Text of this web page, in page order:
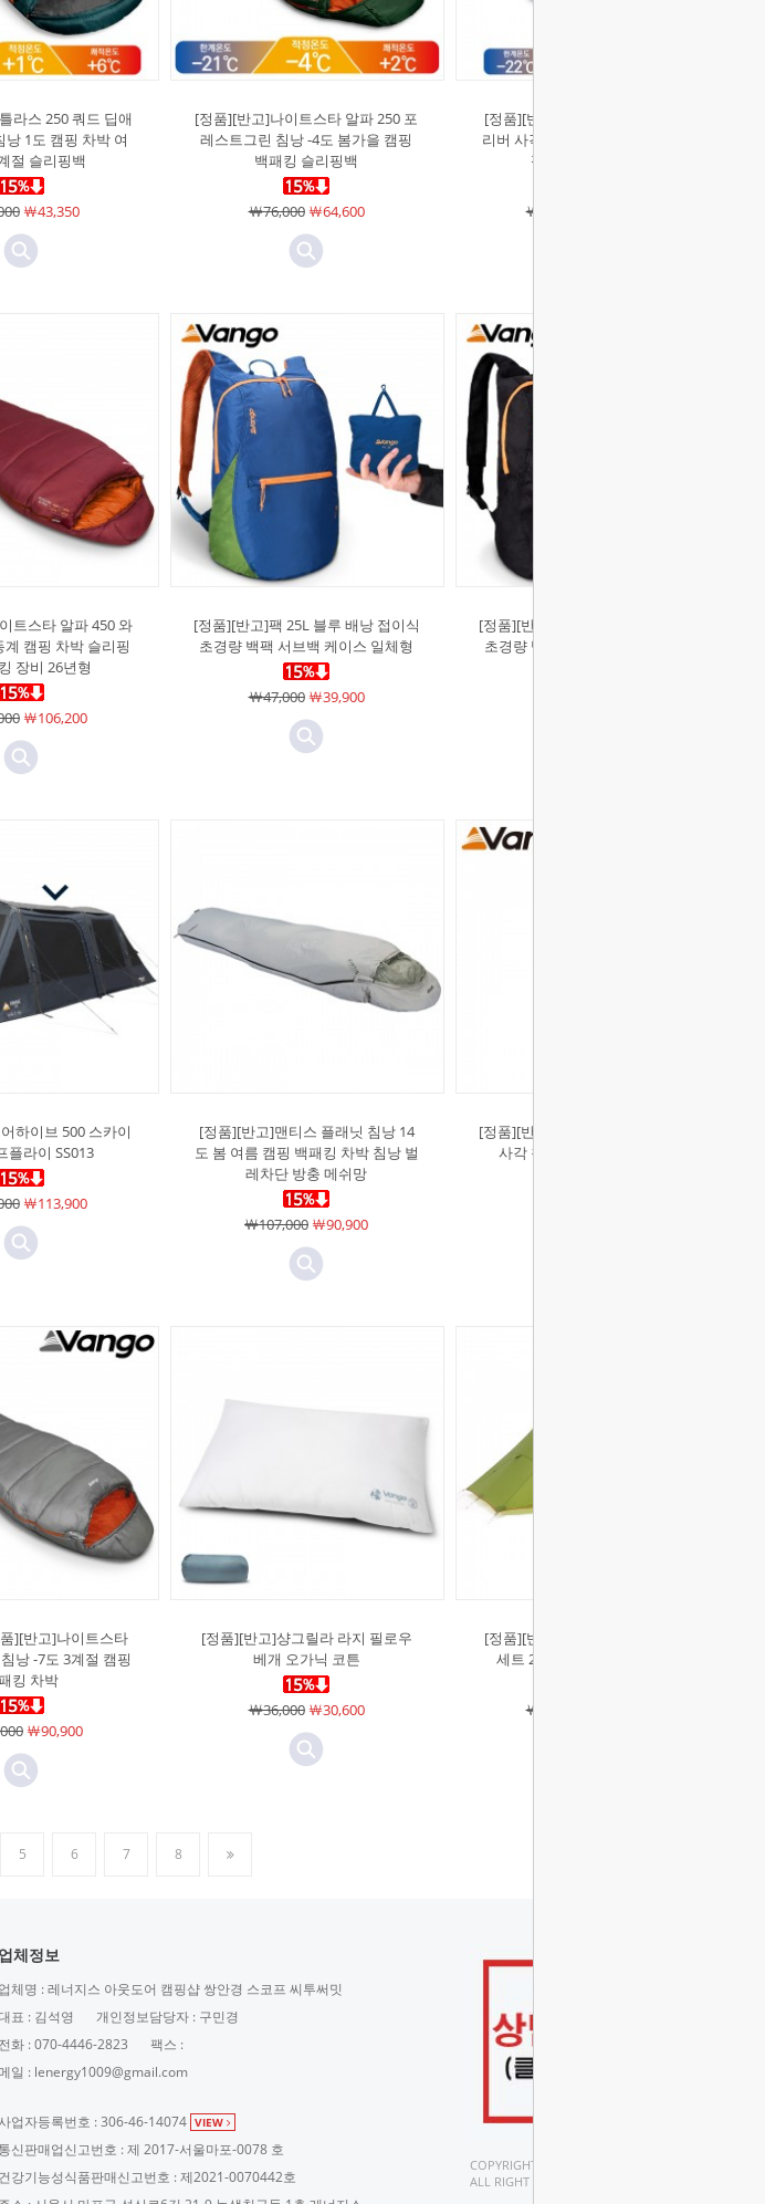
라스 250 쿼드 딥애
낭 1도 캠핑 차박 여
절 슬리핑백
￦43,350
[정품][반고]나이트스타 알파 250 포
레스트그린 침낭 -4도 봄가을 캠핑
백패킹 슬리핑백
￦76,000￦64,600
[정품][반고]오로라 킹 더블 엑스칼
리버 사각 면침낭 -5도 겨울 차박 캠
핑 여행용 슬리핑백
￦242,000
트스타 알파 450 와
캠핑 차박 슬리핑
장비 26년형
￦106,200
[정품][반고]팩 25L 블루 배낭 접이식
초경량 백팩 서브백 케이스 일체형
￦47,000￦39,900
[정품][반고]팩 25L 블랙 배낭 접이식
초경량 백팩 서브백 케이스 일체형
하이브 500 스카이
플라이 SS013
￦113,900
[정품][반고]맨티스 플래닛 침낭 14
도 봄 여름 캠핑 백패킹 차박 침낭 벌
레차단 방충 메쉬망
￦107,000￦90,900
[정품][반고]스텔라 그란데 오아시스
사각 침낭 -1도 동계 캠핑 차박
][반고]나이트스타
낭 -7도 3계절 캠핑
킹 차박
￦90,900
[정품][반고]샹그릴라 라지 필로우
베개 오가닉 코튼
￦36,000￦30,600
[정품][반고]제논 플러스 UL 2 텐트
세트 2인용 초경량 백패킹텐트
￦916,000
5 6 7 8
업체정보
업체명 : 레너지스 아웃도어 캠핑샵 쌍안경 스코프 씨투써밋
표 : 김석영
개인정보담당자 : 구민경
전화 : 070-4446-2823
팩스 :
일 : lenergy1009@gmail.com
사업자등록번호 : 306-46-14074 VIEW
통신판매업신고번호 : 제 2017-서울마포-0078 호
건강기능성식품판매신고번호 : 제2021-0070442호
COPYRIGHT(C).
ALL RIGHT RESERVED.